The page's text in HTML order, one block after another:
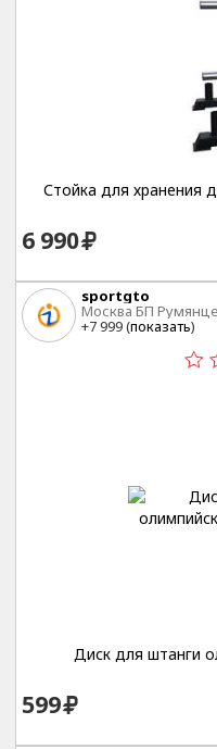
Стойка для хранения
6 990
sportgto
Москва БП
+7 999 (показать)
Диск для штанги
599